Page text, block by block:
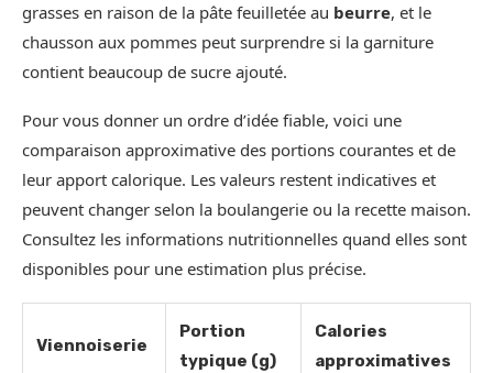
grasses en raison de la pâte feuilletée au beurre, et le
chausson aux pommes peut surprendre si la garniture
contient beaucoup de sucre ajouté.
Pour vous donner un ordre d’idée fiable, voici une
comparaison approximative des portions courantes et de
leur apport calorique. Les valeurs restent indicatives et
peuvent changer selon la boulangerie ou la recette maison.
Consultez les informations nutritionnelles quand elles sont
disponibles pour une estimation plus précise.
Viennoiserie
Portion
typique (g)
Calories
approximatives